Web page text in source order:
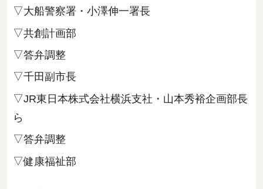
▽大船警察署・小澤伸一署長
▽共創計画部
▽答弁調整
▽千田副市長
▽JR東日本株式会社横浜支社・山本秀裕企画部長
ら
▽答弁調整
▽健康福祉部